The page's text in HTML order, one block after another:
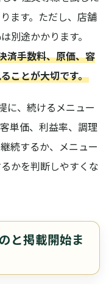
ます。ただし、店舗
別途かかります。
済手数料、原価、容
ことが大切です。
に、続けるメニュー
単価、利益率、調理
続するか、メニュー
かを判断しやすくな
と掲載開始ま